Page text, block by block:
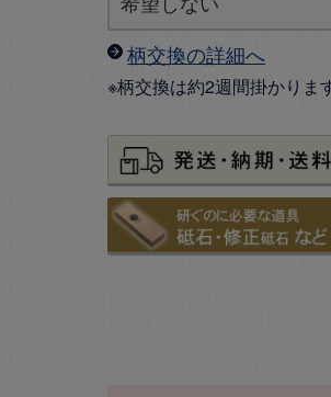
柄交換の詳細へ
※柄交換は約2週間掛かりま